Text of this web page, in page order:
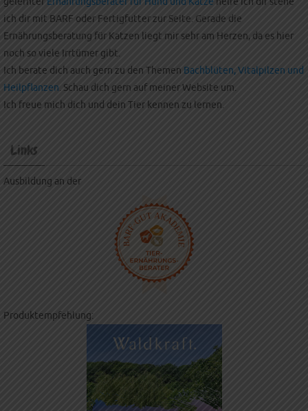
ich dir mit BARF oder Fertigfutter zur Seite. Gerade die
Ernährungsberatung für Katzen liegt mir sehr am Herzen, da es hier
noch so viele Irrtümer gibt.
Ich berate dich auch gern zu den Themen Bachblüten, Vitalpilzen und
Heilpflanzen. Schau dich gern auf meiner Website um.
Ich freue mich dich und dein Tier kennen zu lernen.
Links
Ausbildung an der
Produktempfehlung: